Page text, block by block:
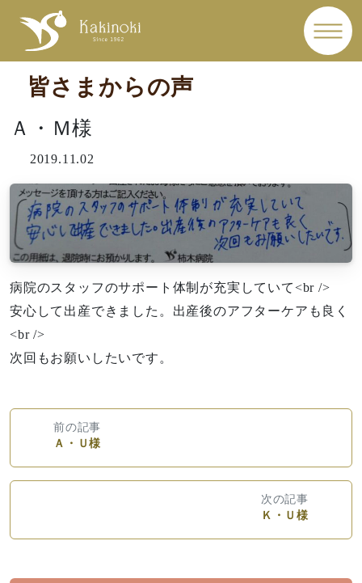
皆さまからの声
Ａ・Ｍ様
2019.11.02
病院のスタッフのサポート体制が充実していて<br />
安心して出産できました。出産後のアフターケアも良く
<br />
次回もお願いしたいです。
前の記事
Ａ・Ｕ様
次の記事
Ｋ・Ｕ様